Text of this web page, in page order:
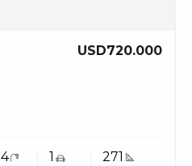
USD720.000
4 1 271